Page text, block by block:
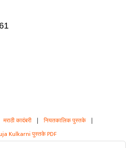
मराठी कादंबरी | नियतकालिक पुस्तके |
Kulkarni पुस्तके PDF